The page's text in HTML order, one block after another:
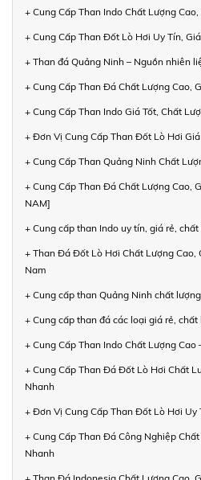
+ Cung Cấp Than Indo Chất Lượng
+ Cung Cấp Than Đốt Lò Hơi Uy Tín,
+ Than đá Quảng Ninh – Nguồn nhiên
+ Cung Cấp Than Đá Chất Lượng Cao,
+ Cung Cấp Than Indo Giá Tốt, Chất
+ Đơn Vị Cung Cấp Than Đốt Lò Hơi
+ Cung Cấp Than Quảng Ninh Chất
+ Cung Cấp Than Đá Chất Lượng Cao,
NAM]
+ Cung cấp than Indo uy tín, giá rẻ,
+ Than Đá Đốt Lò Hơi Chất Lượng Cao,
Nam
+ Cung cấp than Quảng Ninh chất
+ Cung cấp than đá các loại giá rẻ,
+ Cung Cấp Than Indo Chất Lượng Cao
+ Cung Cấp Than Đá Đốt Lò Hơi Chất
Nhanh
+ Đơn Vị Cung Cấp Than Đốt Lò Hơi Uy
+ Cung Cấp Than Đá Công Nghiệp
Nhanh